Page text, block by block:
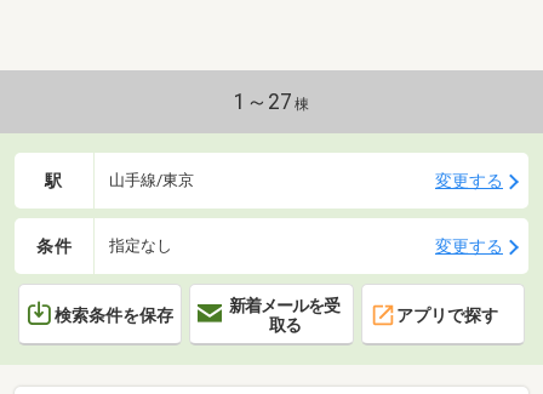
1～27 棟
駅 山手線/東京 変更する
条件 指定なし 変更する
検索条件を保存
新着メールを受
取る
アプリで探す